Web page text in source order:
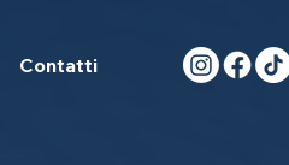
Contatti